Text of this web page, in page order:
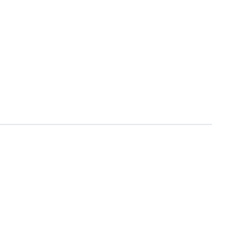
vai aprender a